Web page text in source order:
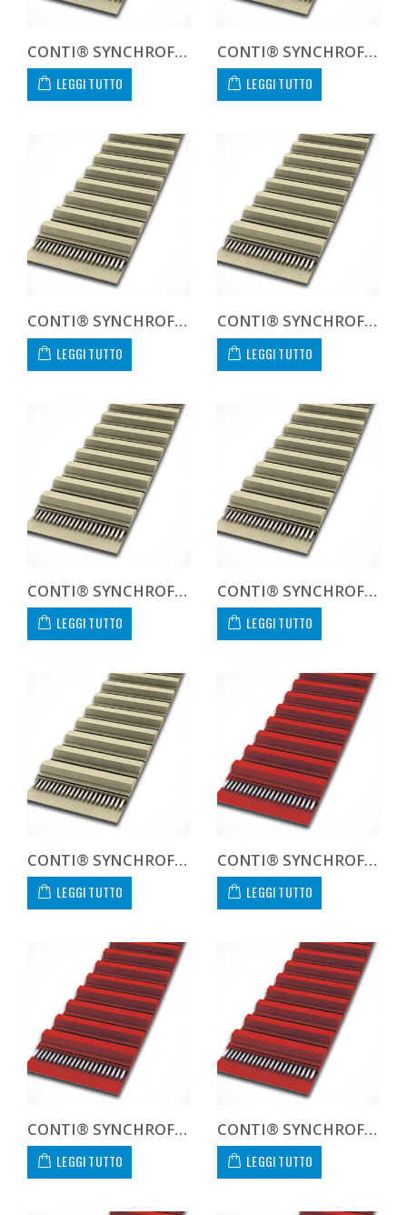
CONTI® SYNCHROFLEX AT10 1000 25
LEGGI TUTTO
CONTI® SYNCHROFLEX AT10 1000 32
LEGGI TUTTO
CONTI® SYNCHROFLEX AT10 1000 50
LEGGI TUTTO
CONTI® SYNCHROFLEX AT10 1000 60
LEGGI TUTTO
CONTI® SYNCHROFLEX AT10 1000 75
LEGGI TUTTO
CONTI® SYNCHROFLEX AT10 1000 100
LEGGI TUTTO
CONTI® SYNCHROFLEX AT10 1000 200 CUSTOM
LEGGI TUTTO
CONTI® SYNCHROFLEX GEN III AT10 1000 16 GEN 3
LEGGI TUTTO
CONTI® SYNCHROFLEX GEN III AT10 1000 20 GEN 3
LEGGI TUTTO
CONTI® SYNCHROFLEX GEN III AT10 1000 25 GEN 3
LEGGI TUTTO